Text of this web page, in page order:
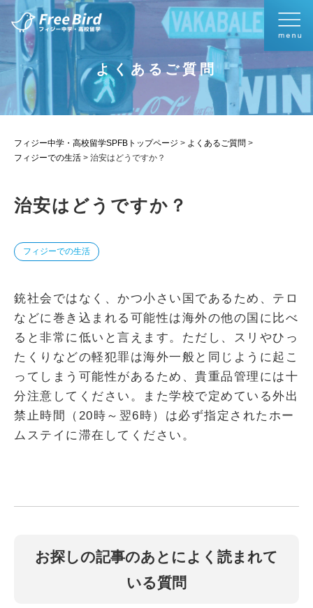
よくあるご質問
フィジー中学・高校留学SPFBトップページ > よくあるご質問 >
フィジーでの生活 > 治安はどうですか？
治安はどうですか？
フィジーでの生活
銃社会ではなく、かつ小さい国であるため、テロ
などに巻き込まれる可能性は海外の他の国に比べ
ると非常に低いと言えます。ただし、スリやひっ
たくりなどの軽犯罪は海外一般と同じように起こ
ってしまう可能性があるため、貴重品管理には十
分注意してください。また学校で定めている外出
禁止時間（20時～翌6時）は必ず指定されたホー
ムステイに滞在してください。
お探しの記事のあとによく読まれて
いる質問